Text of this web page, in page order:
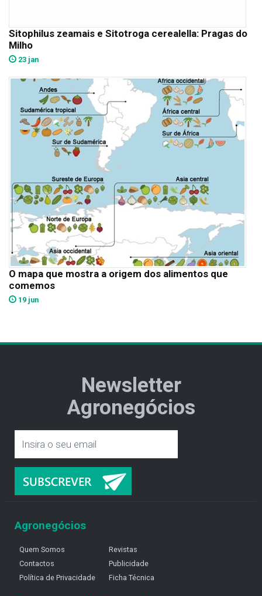
Sitophilus zeamais e Sitotroga cerealella: Pragas do
Milho
23 jan
O mapa que mostra a origem dos alimentos que
comemos
19 jun
Newsletter
Agronegócios
Agronegócios
Quem Somos
Contactos
Política de Privacidade
Revistas
Publicidade
Ficha Técnica